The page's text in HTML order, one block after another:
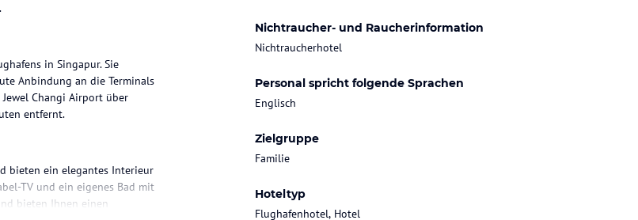
Nichtraucher- und Raucherinformation
Nichtraucherhotel
Personal spricht folgende Sprachen
Englisch
Zielgruppe
Familie
Hoteltyp
Flughafenhotel, Hotel
in Singapur. Sie
Anbindung an die Terminals
Changi Airport über
entfernt.
bieten ein elegantes Interieur
TV und ein eigenes Bad mit
bieten Ihnen einen